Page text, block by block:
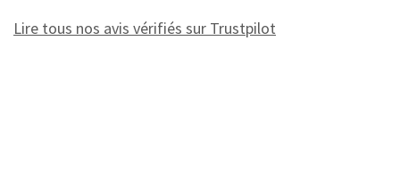
Lire tous nos avis vérifiés sur Trustpilot